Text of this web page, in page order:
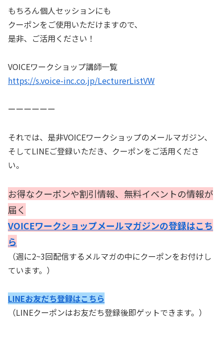
もちろん個人セッションにも
クーポンをご使用いただけますので、
是非、ご活用ください！
VOICEワークショップ講師一覧
https://s.voice-inc.co.jp/LecturerListVW
ーーーーーー
それでは、是非VOICEワークショップのメールマガジン、
そしてLINEご登録いただき、クーポンをご活用くださ
い。
お得なクーポンや割引情報、無料イベントの情報が
届く
VOICEワークショップメールマガジンの登録はこち
ら
（週に2~3回配信するメルマガの中にクーポンをお付けし
ています。）
LINEお友だち登録はこちら
（LINEクーポンはお友だち登録後即ゲットできます。）